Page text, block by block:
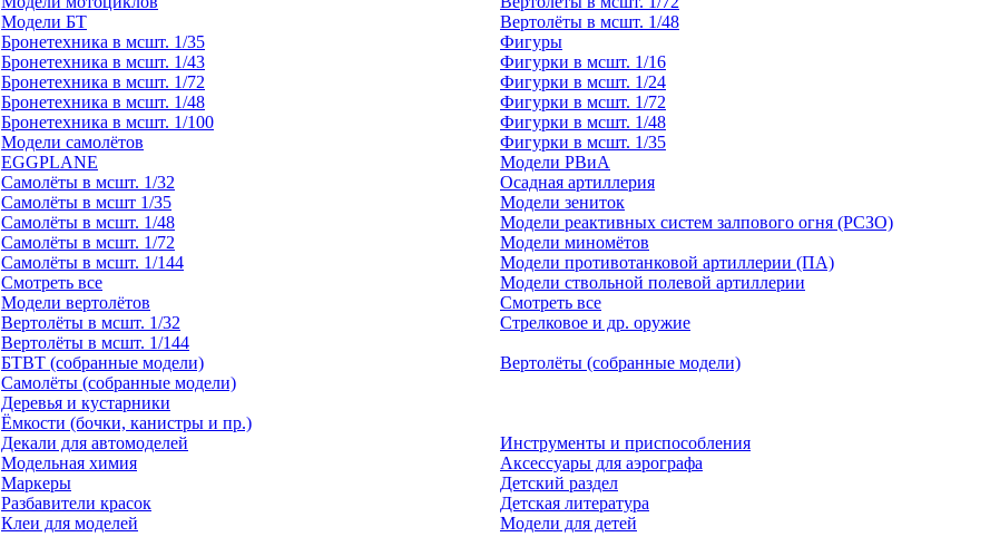
Модели БТ
Бронетехника в мсшт. 1/35
Бронетехника в мсшт. 1/43
Бронетехника в мсшт. 1/72
Бронетехника в мсшт. 1/48
Бронетехника в мсшт. 1/100
Модели самолётов
EGGPLANE
Самолёты в мсшт. 1/32
Самолёты в мсшт 1/35
Самолёты в мсшт. 1/48
Самолёты в мсшт. 1/72
Самолёты в мсшт. 1/144
Смотреть все
Модели вертолётов
Вертолёты в мсшт. 1/32
Вертолёты в мсшт. 1/144
Вертолёты в мсшт. 1/48
Фигуры
Фигурки в мсшт. 1/16
Фигурки в мсшт. 1/24
Фигурки в мсшт. 1/72
Фигурки в мсшт. 1/48
Фигурки в мсшт. 1/35
Модели РВиА
Осадная артиллерия
Модели зениток
Модели реактивных систем залпового огня (РСЗО)
Модели миномётов
Модели противотанковой артиллерии (ПА)
Модели ствольной полевой артиллерии
Смотреть все
Стрелковое и др. оружие
БТВТ (собранные модели)
Самолёты (собранные модели)
Вертолёты (собранные модели)
Деревья и кустарники
Ёмкости (бочки, канистры и пр.)
Декали для автомоделей
Модельная химия
Маркеры
Разбавители красок
Клеи для моделей
Инструменты и приспособления
Аксессуары для аэрографа
Детский раздел
Детская литература
Модели для детей